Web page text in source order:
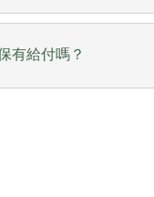
有給付嗎？